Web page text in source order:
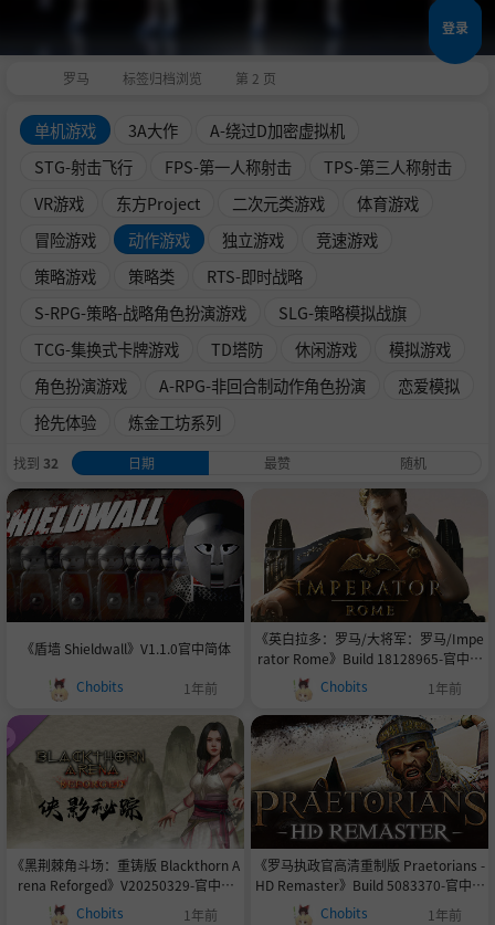
登录
罗马 标签归档浏览 第 2 页
单机游戏 3A大作
A-绕过D加密虚拟机
STG-射击飞行
FPS-第一人称射击
TPS-第三人称射击
VR游戏
东方Project 二次元类游戏
体育游戏
冒险游戏
动作游戏 独立游戏
竞速游戏
策略游戏
策略类
RTS-即时战略
S-RPG-策略-战略角色扮演游戏
SLG-策略模拟战旗
TCG-集换式卡牌游戏
TD塔防 休闲游戏
模拟游戏
角色扮演游戏
A-RPG-非回合制动作角色扮演
恋爱模拟
抢先体验
炼金工坊系列
找到 32 日期 最赞 随机
《盾墙 Shieldwall》V1.1.0官中简体
Chobits 1年前
《英白拉多：罗马/大将军：罗马/Impe
rator Rome》Build 18128965-官中简
体|容量4.27GB
Chobits 1年前
《黑荆棘角斗场：重铸版 Blackthorn A
rena Reforged》V20250329-官中简
体|容量23GB
Chobits 1年前
《罗马执政官高清重制版 Praetorians -
HD Remaster》Build 5083370-官中简
体|容量3.2GB
Chobits 1年前